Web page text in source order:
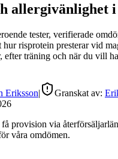
allergivänlighet
tester, verifierade
hur risprotein presterar vid
efter träning och när du vill
Eriksson| Granskat av:
provision via
våra omdömen.